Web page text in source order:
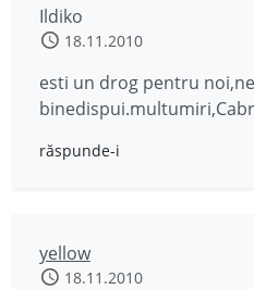
Ildiko
18.11.2010
esti un drog pentru noi,ne
răspunde-i
yellow
18.11.2010